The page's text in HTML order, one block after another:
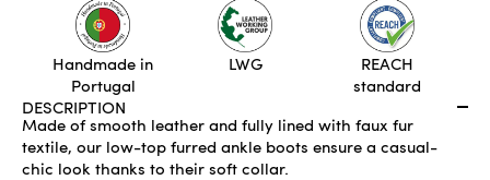
ADD TO CART
Handmade in
Portugal
LWG
REACH
standard
DESCRIPTION
Made of smooth leather and fully lined with faux fur
textile, our low-top furred ankle boots ensure a casual-
chic look thanks to their soft collar.